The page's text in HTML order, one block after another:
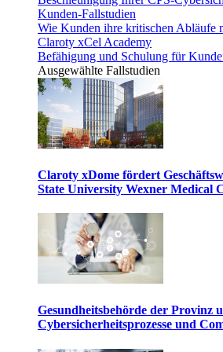
Kunden-Fallstudien
Wie Kunden ihre kritischen Abläufe
Claroty xCel Academy
Befähigung und Schulung für
Ausgewählte Fallstudien
Claroty xDome fördert
State University Wexner Medical
Gesundheitsbehörde der
Cybersicherheitsprozesse und